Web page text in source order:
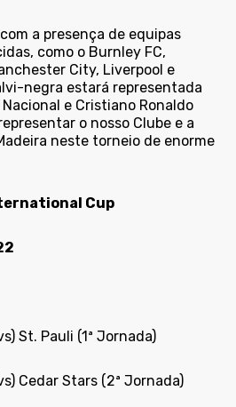
a presença de equipas
como o Burnley FC,
City, Liverpool e
negra estará representada
e Cristiano Ronaldo
o nosso Clube e a
neste torneio de enorme
Cup
St. Pauli (1ª Jornada)
Cedar Stars (2ª Jornada)